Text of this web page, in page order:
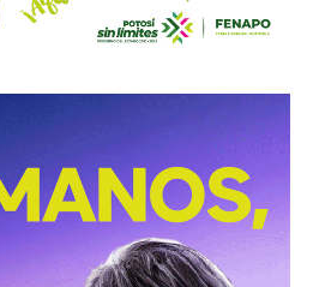
coloquialmente como “El
”, y ha adquirido un poder
especialmente en Argentina,